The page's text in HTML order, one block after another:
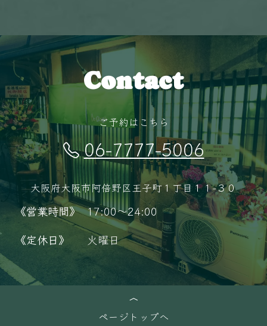
Contact
ご予約はこちら
06-7777-5006
大阪府大阪市阿倍野区王子町１丁目１１−３０
《営業時間》 17:00～24:00
《定休日》
火曜日
ページトップへ